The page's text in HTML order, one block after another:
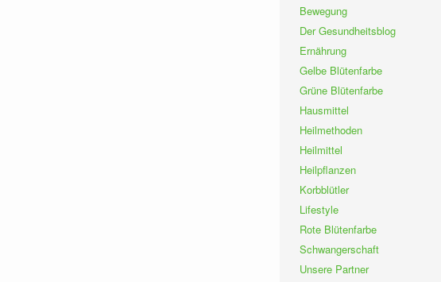
Bewegung
Der Gesundheitsblog
Ernährung
Gelbe Blütenfarbe
Grüne Blütenfarbe
Hausmittel
Heilmethoden
Heilmittel
Heilpflanzen
Korbblütler
Lifestyle
Rote Blütenfarbe
Schwangerschaft
Unsere Partner